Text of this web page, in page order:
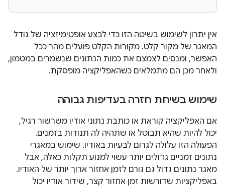
אין יתרון לשימוש בשיטה הזו כדי לבצע אופטימיזציה של גודל
המאגר של מקור קלט. מקורות הקלט פועלים מהר ככל
האפשר, ומנסים לצמצם את כמות הנתונים שנשמרים במטמון,
ולאחר מכן הם מתמלאים כשהאפליקציה מופסקת.
שימוש בשיחת חזרה בעדיפות גבוהה
אם האפליקציה קוראת או כותבת נתוני אודיו משרשור רגיל,
יכול להיות שהיא תבוטל או שתהיה לה תנודות בזמנים.
הפעולה הזו עלולה לגרום לבעיות באודיו. שימוש במאגרי
נתונים זמניים גדולים יותר עשוי למנוע תקלות כאלה, אבל
מאגר נתונים גדול גם גורם לזמן אחזור ארוך יותר של האודיו.
באפליקציות שדורשות זמן אחזור קצר, שידור אודיו יכול